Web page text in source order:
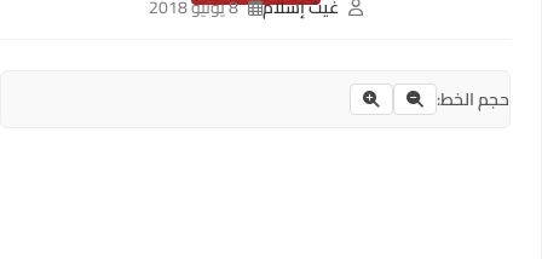
غيث إسلام
8 يونيو 2018
حجم الخط: